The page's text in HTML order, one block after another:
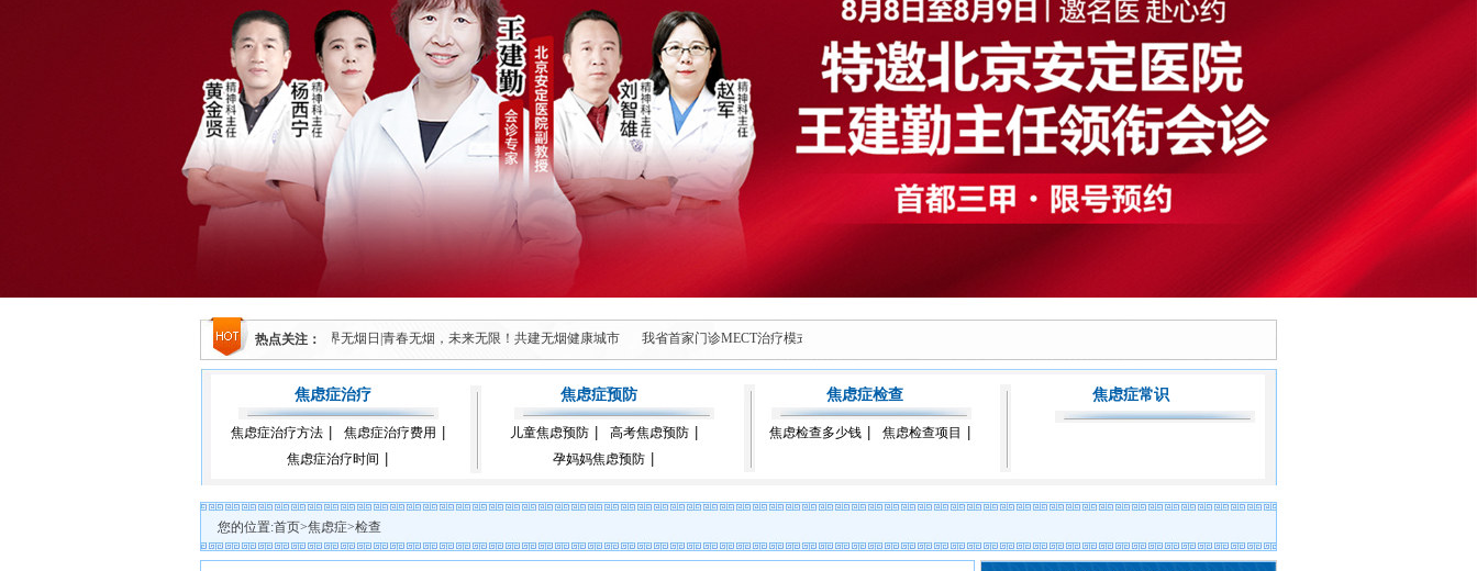
热点关注：
卫生学院举行心理学实践教学基地签约仪式 5.31世界无烟日|青春无烟，未来无限！共建无烟健康城市 我省首家门诊MECT治疗模式落地西安脑康心理康复医院
焦虑症治疗
焦虑症治疗方法
焦虑症治疗费用
焦虑症治疗时间
焦虑症预防
儿童焦虑预防
高考焦虑预防
孕妈妈焦虑预防
焦虑症检查
焦虑检查多少钱 焦虑检查项目
焦虑症常识
您的位置:首页>焦虑症>检查